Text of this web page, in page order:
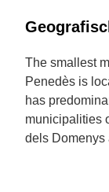
The smallest
Penedès is
has
municipalities
dels Domenys